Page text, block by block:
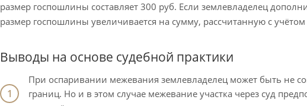
размер госпошлины составляет 300 руб. Если землевладелец
размер госпошлины увеличивается на сумму, рассчитанную с
Выводы на основе судебной практики
При оспаривании межевания землевладелец может быть не
границ. Но и в этом случае межевание участка через суд